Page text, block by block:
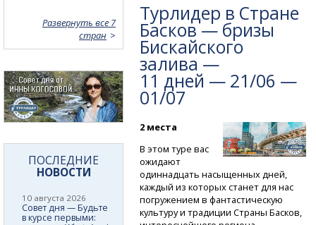
Турлидер в Стране
Басков — бризы
Бискайского
залива —
11 дней — 21/06 —
01/07
2 места
В этом туре вас
ожидают
одиннадцать насыщенных дней,
каждый из которых станет для нас
погружением в фантастическую
культуру и традиции Страны Басков,
Развернуть все 7
стран
ПОСЛЕДНИЕ
НОВОСТИ
10 августа 2026
Совет дня — Будьте
в курсе первыми: